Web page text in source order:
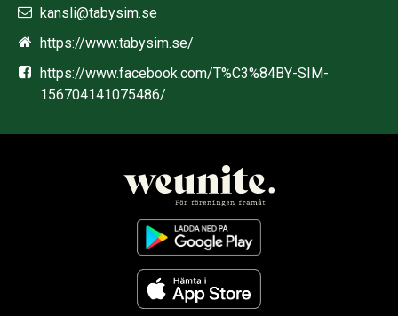
kansli@tabysim.se
https://www.tabysim.se/
https://www.facebook.com/T%C3%84BY-SIM-
156704141075486/